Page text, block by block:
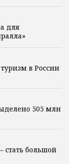
для
в России
505 млн
стать большой